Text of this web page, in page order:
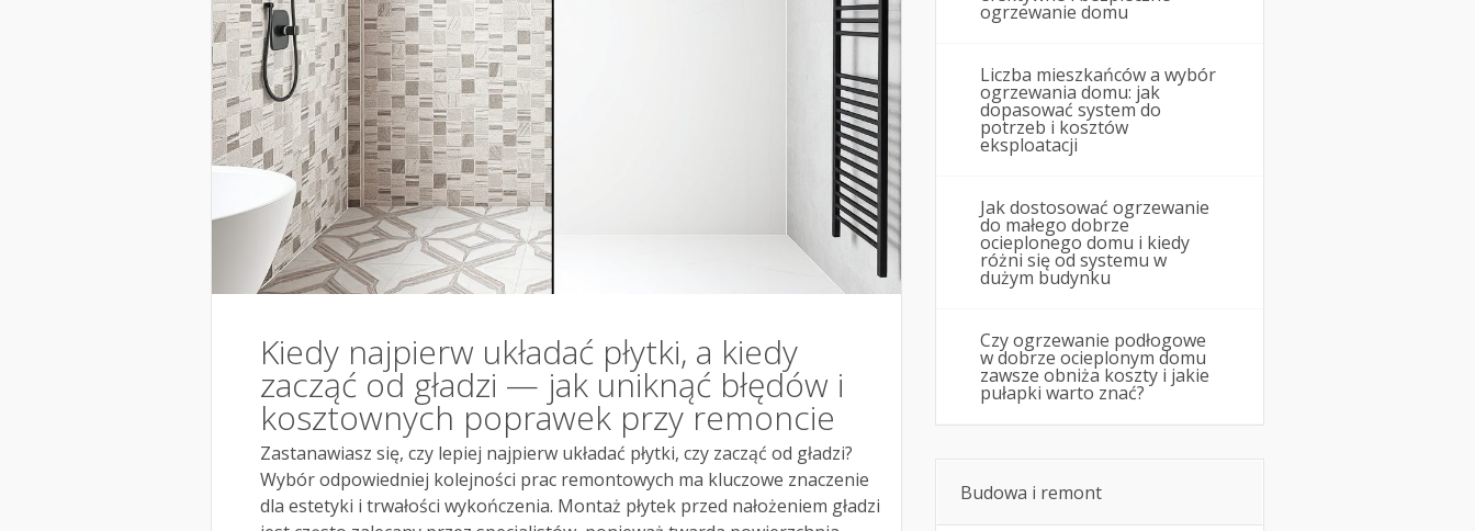
Kiedy najpierw układać płytki, a kiedy
zacząć od gładzi — jak uniknąć błędów i
kosztownych poprawek przy remoncie
Zastanawiasz się, czy lepiej najpierw układać płytki, czy zacząć od gładzi?
Wybór odpowiedniej kolejności prac remontowych ma kluczowe znaczenie
dla estetyki i trwałości wykończenia. Montaż płytek przed nałożeniem gładzi
ogrzewanie domu
Liczba mieszkańców a wybór
ogrzewania domu: jak
dopasować system do
potrzeb i kosztów
eksploatacji
Jak dostosować ogrzewanie
do małego dobrze
ocieplonego domu i kiedy
różni się od systemu w
dużym budynku
Czy ogrzewanie podłogowe
w dobrze ocieplonym domu
zawsze obniża koszty i jakie
pułapki warto znać?
Budowa i remont